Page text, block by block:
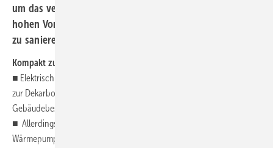
um das vermeintliche Hauptausschlusskriterium der
hohen Vorlauftemperaturen sowie die Ausgangslage im
zu sanierenden Gebäude.
Kompakt zusammengefasst
■ Elektrisch angetriebene Wärmepumpen sind ein wichtiger Schlüssel
zur Dekarbonisierung des Gebäudesektors und damit auch für den
Gebäudebestand.
■ Allerdings existieren zahlreiche Vorbehalte gegen den Einsatz von
Wärmepumpen in noch nicht energetisch vollsanierten Gebäuden.